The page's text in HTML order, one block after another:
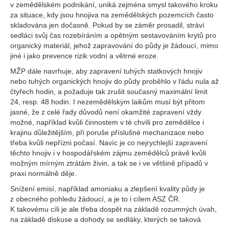
v zemědělském podnikání, uniká zejména smysl takového kroku
za situace, kdy jsou hnojiva na zemědělských pozemcích často
skladována jen dočasně. Pokud by se záměr prosadil, stráví
sedláci svůj čas rozebíráním a opětným sestavováním krytů pro
organický materiál, jehož zapravování do půdy je žádoucí, mimo
jiné i jako prevence rizik vodní a větrné eroze.
MŽP dále navrhuje, aby zapravení tuhých statkových hnojiv
nebo tuhých organických hnojiv do půdy proběhlo v řádu nula až
čtyřech hodin, a požaduje tak zrušit současný maximální limit
24, resp. 48 hodin. I nezemědělským laikům musí být přitom
jasné, že z celé řady důvodů není okamžité zapravení vždy
možné, například kvůli činnostem v té chvíli pro zemědělce i
krajinu důležitějším, při poruše příslušné mechanizace nebo
třeba kvůli nepřízni počasí. Navíc je co nejrychlejší zapravení
těchto hnojiv i v hospodářském zájmu zemědělců právě kvůli
možným mírným ztrátám živin, a tak se i ve většině případů v
praxi normálně děje.
Snížení emisí, například amoniaku a zlepšení kvality půdy je
z obecného pohledu žádoucí, a je to i cílem ASZ ČR.
K takovému cíli je ale třeba dospět na základě rozumných úvah,
na základě diskuse a dohody se sedláky, kterých se taková